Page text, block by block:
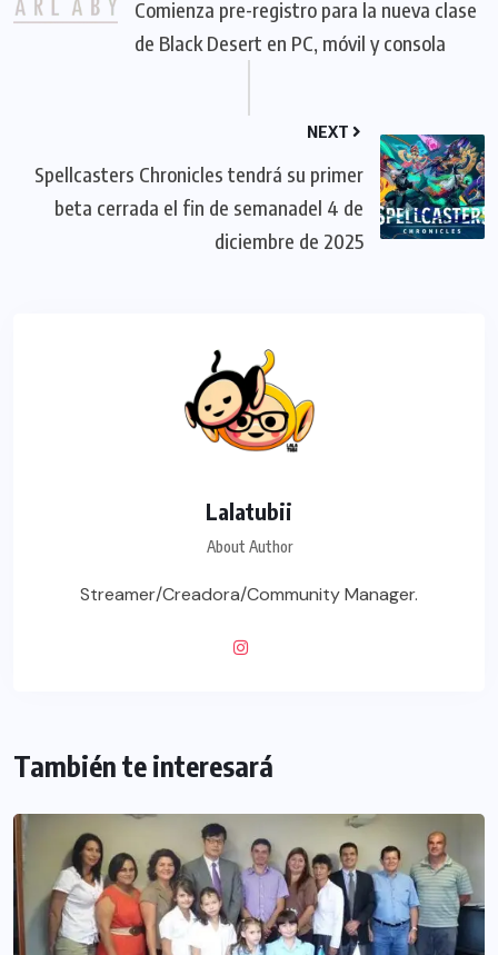
Comienza pre-registro para la nueva clase
de Black Desert en PC, móvil y consola
NEXT
Spellcasters Chronicles tendrá su primer
beta cerrada el fin de semanadel 4 de
diciembre de 2025
Lalatubii
About Author
Streamer/Creadora/Community Manager.
También te interesará